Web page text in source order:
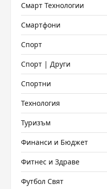
Смарт Технологии
Смартфони
Спорт
Спорт | Други
Спортни
Технология
Туризъм
Финанси и Бюджет
Фитнес и Здраве
Футбол Свят